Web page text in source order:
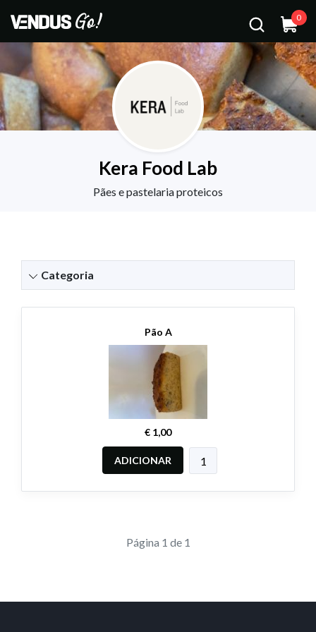
0
Kera Food Lab
Pães e pastelaria proteicos
Categoria
Pão A
€ 1,00
ADICIONAR
Página 1 de 1